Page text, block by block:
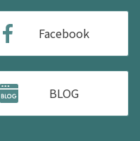
Facebook
BLOG